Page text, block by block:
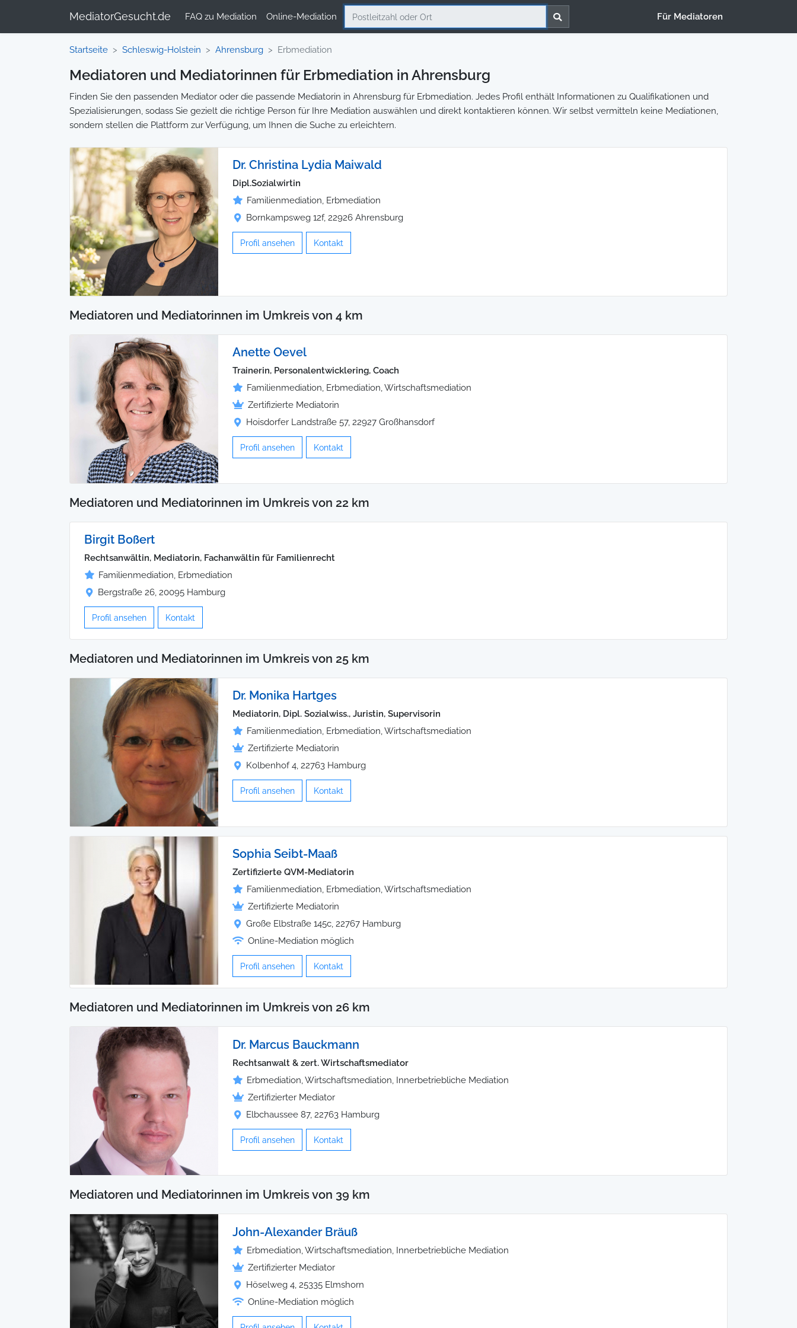
MediatorGesucht.de FAQ zu Mediation Online-Mediation Für Mediatoren
Startseite Schleswig-Holstein Ahrensburg Erbmediation
Mediatoren und Mediatorinnen für Erbmediation in Ahrensburg
Finden Sie den passenden Mediator oder die passende Mediatorin in Ahrensburg für Erbmediation. Jedes Profil enthält Informationen zu Qualifikationen und
Spezialisierungen, sodass Sie gezielt die richtige Person für Ihre Mediation auswählen und direkt kontaktieren können. Wir selbst vermitteln keine Mediationen,
sondern stellen die Plattform zur Verfügung, um Ihnen die Suche zu erleichtern.
Dr. Christina Lydia Maiwald
Dipl.Sozialwirtin
Familienmediation, Erbmediation
Bornkampsweg 12f, 22926 Ahrensburg
Profil ansehen Kontakt
Mediatoren und Mediatorinnen im Umkreis von 4 km
Anette Oevel
Trainerin, Personalentwicklering, Coach
Familienmediation, Erbmediation, Wirtschaftsmediation
Zertifizierte Mediatorin
Hoisdorfer Landstraße 57, 22927 Großhansdorf
Profil ansehen Kontakt
Mediatoren und Mediatorinnen im Umkreis von 22 km
Birgit Boßert
Rechtsanwältin, Mediatorin, Fachanwältin für Familienrecht
Familienmediation, Erbmediation
Bergstraße 26, 20095 Hamburg
Profil ansehen Kontakt
Mediatoren und Mediatorinnen im Umkreis von 25 km
Dr. Monika Hartges
Mediatorin, Dipl. Sozialwiss., Juristin, Supervisorin
Familienmediation, Erbmediation, Wirtschaftsmediation
Zertifizierte Mediatorin
Kolbenhof 4, 22763 Hamburg
Profil ansehen Kontakt
Sophia Seibt-Maaß
Zertifizierte QVM-Mediatorin
Familienmediation, Erbmediation, Wirtschaftsmediation
Zertifizierte Mediatorin
Große Elbstraße 145c, 22767 Hamburg
Online-Mediation möglich
Profil ansehen Kontakt
Mediatoren und Mediatorinnen im Umkreis von 26 km
Dr. Marcus Bauckmann
Rechtsanwalt & zert. Wirtschaftsmediator
Erbmediation, Wirtschaftsmediation, Innerbetriebliche Mediation
Zertifizierter Mediator
Elbchaussee 87, 22763 Hamburg
Profil ansehen Kontakt
Mediatoren und Mediatorinnen im Umkreis von 39 km
John-Alexander Bräuß
Erbmediation, Wirtschaftsmediation, Innerbetriebliche Mediation
Zertifizierter Mediator
Höselweg 4, 25335 Elmshorn
Online-Mediation möglich